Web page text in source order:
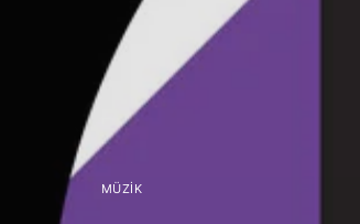
MÜZIK